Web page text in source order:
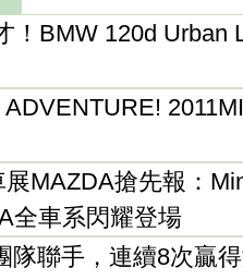
！BMW 120d Urban
ADVENTURE!
展MAZDA搶先報：
全車系閃耀登場
隊聯手，連續8次贏